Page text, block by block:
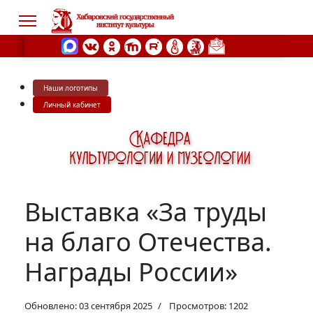
Наши логотипы
Личный кабинет
Выставка «За труды
на благо Отечества.
Награды России»
Обновлено: 03 сентября 2025 Просмотров: 1202